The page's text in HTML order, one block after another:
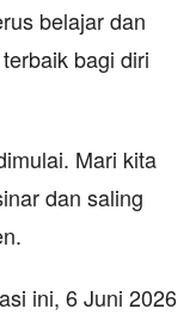
belajar dan
bagi diri
Mari kita
dan saling
ini, 6 Juni 2026